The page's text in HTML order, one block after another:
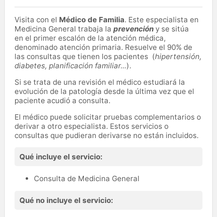
Visita con el Médico de Familia. Este especialista en
Medicina General trabaja la prevención y se sitúa
en el primer escalón de la atención médica,
denominado atención primaria. Resuelve el 90% de
las consultas que tienen los pacientes (hipertensión,
diabetes, planificación familiar...).
Si se trata de una revisión el médico estudiará la
evolución de la patología desde la última vez que el
paciente acudió a consulta.
El médico puede solicitar pruebas complementarios o
derivar a otro especialista. Estos servicios o
consultas que pudieran derivarse no están incluidos.
Qué incluye el servicio:
Consulta de Medicina General
Qué no incluye el servicio: